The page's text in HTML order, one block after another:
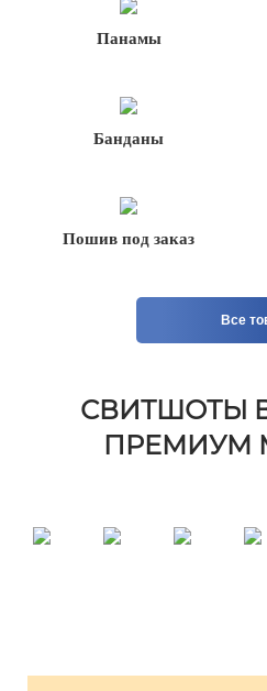
Панамы
Банданы
Пошив под заказ
Все
СВИТШОТЫ
ПРЕМИУМ